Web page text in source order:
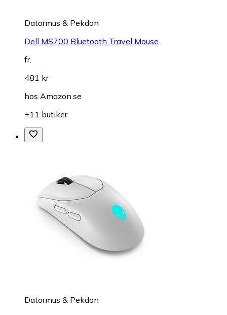
Datormus & Pekdon
Dell MS700 Bluetooth Travel Mouse
fr.
481 kr
hos Amazon.se
+11 butiker
Datormus & Pekdon